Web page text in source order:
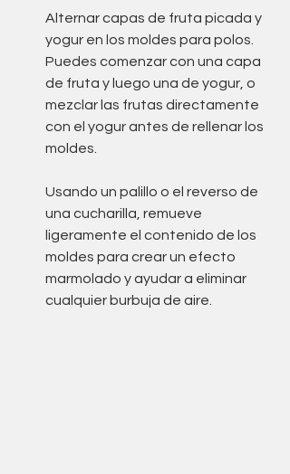
Alternar capas de fruta picada y
yogur en los moldes para polos.
Puedes comenzar con una capa
de fruta y luego una de yogur, o
mezclar las frutas directamente
con el yogur antes de rellenar los
moldes.
Usando un palillo o el reverso de
una cucharilla, remueve
ligeramente el contenido de los
moldes para crear un efecto
marmolado y ayudar a eliminar
cualquier burbuja de aire.